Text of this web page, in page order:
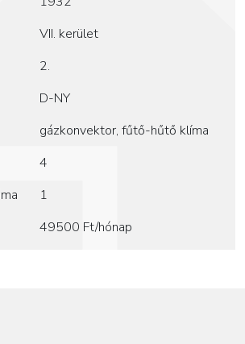
VII. kerület
2.
D-NY
gázkonvektor, fűtő-hűtő klíma
4
1
49500 Ft/hónap